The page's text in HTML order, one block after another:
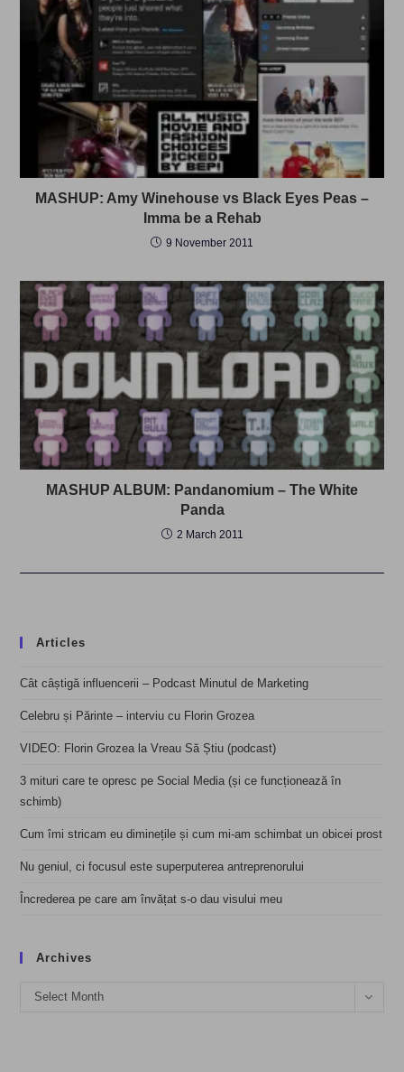
MASHUP: Amy Winehouse vs Black Eyes Peas –
Imma be a Rehab
9 November 2011
MASHUP ALBUM: Pandanomium – The White
Panda
2 March 2011
Articles
Cât câștigă influencerii – Podcast Minutul de Marketing
Celebru și Părinte – interviu cu Florin Grozea
VIDEO: Florin Grozea la Vreau Să Știu (podcast)
3 mituri care te opresc pe Social Media (și ce funcționează în
schimb)
Cum îmi stricam eu diminețile și cum mi-am schimbat un obicei prost
Nu geniul, ci focusul este superputerea antreprenorului
Încrederea pe care am învățat s-o dau visului meu
Archives
Archives
Select Month